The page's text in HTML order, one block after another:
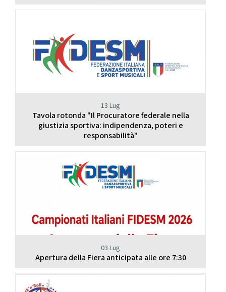
13 Lug
Tavola rotonda "Il Procuratore federale nella
giustizia sportiva: indipendenza, poteri e
responsabilità"
03 Lug
Apertura della Fiera anticipata alle ore 7:30